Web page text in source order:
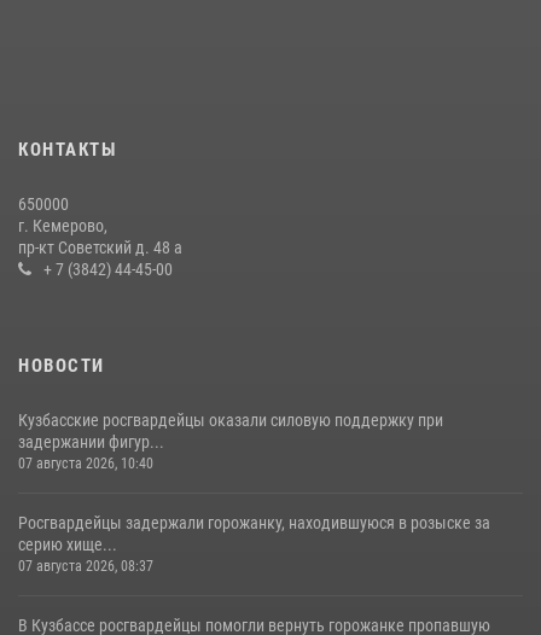
20 июля 2026, 10:54
с покупками
20 июля 2026, 08:52
КОНТАКТЫ
650000
г. Кемерово,
пр-кт Советский д. 48 а
+ 7 (3842) 44-45-00
НОВОСТИ
Кузбасские росгвардейцы оказали силовую поддержку при
задержании фигур...
07 августа 2026, 10:40
Росгвардейцы задержали горожанку, находившуюся в розыске за
серию хище...
07 августа 2026, 08:37
В Кузбассе росгвардейцы помогли вернуть горожанке пропавшую